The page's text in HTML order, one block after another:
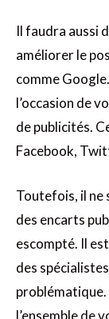
Il faudra aussi
améliorer le
comme
l’occasion de
de publicités.
Facebook,
Toutefois, il ne
des encarts
escompté. Il
des
l’ensemble de